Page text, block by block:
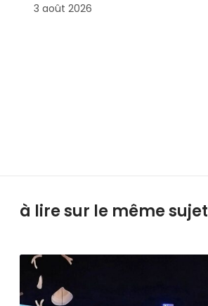
3 août 2026
à lire sur le même sujet